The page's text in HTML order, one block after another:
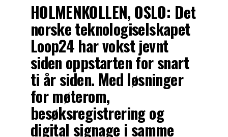
HOLMENKOLLEN, OSLO: Det
norske teknologiselskapet
Loop24 har vokst jevnt
siden oppstarten for snart
ti år siden. Med løsninger
for møterom,
besøksregistrering og
digital signage i samme